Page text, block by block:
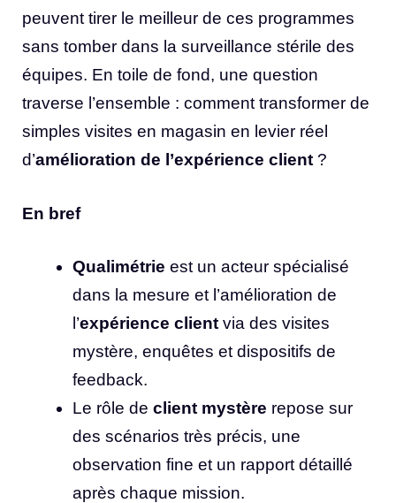
peuvent tirer le meilleur de ces programmes
sans tomber dans la surveillance stérile des
équipes. En toile de fond, une question
traverse l’ensemble : comment transformer de
simples visites en magasin en levier réel
d’amélioration de l’expérience client ?
En bref
Qualimétrie est un acteur spécialisé
dans la mesure et l’amélioration de
l’expérience client via des visites
mystère, enquêtes et dispositifs de
feedback.
Le rôle de client mystère repose sur
des scénarios très précis, une
observation fine et un rapport détaillé
après chaque mission.